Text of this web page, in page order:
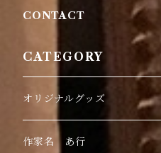
CONTACT
CATEGORY
オリジナルグッズ
作家名 あ行